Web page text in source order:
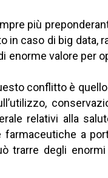
più
caso di big data,
valore per
conflitto è
relativi alla
a
trarre degli enormi